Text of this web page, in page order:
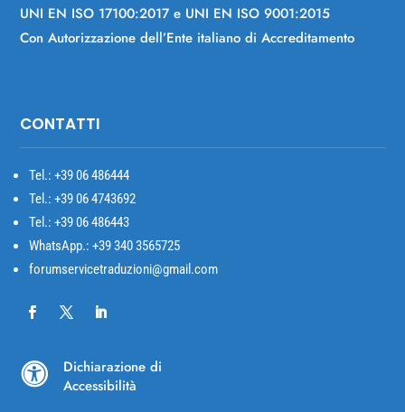
UNI EN ISO 17100:2017 e UNI EN ISO 9001:2015
Con Autorizzazione dell’Ente italiano di Accreditamento
CONTATTI
Tel.: +3906 486444
Tel.: +39 06 4743692
Tel.: +39 06 486443
WhatsApp.: +39 340 3565725
forumservicetraduzioni@gmail.com

Dichiarazione di
Accessibilità